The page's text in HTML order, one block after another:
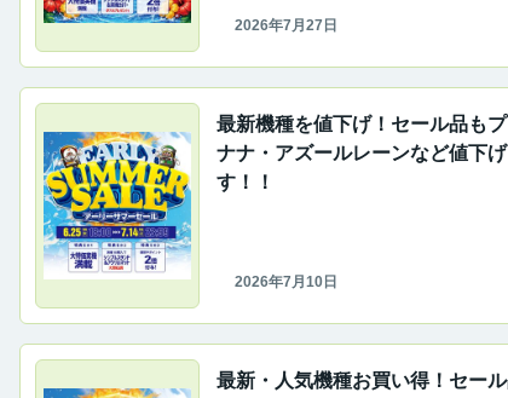
2026年7月27日
最新機種を値下げ！セール品も
ナナ・アズールレーンなど値下
す！！
2026年7月10日
最新・人気機種お買い得！セー